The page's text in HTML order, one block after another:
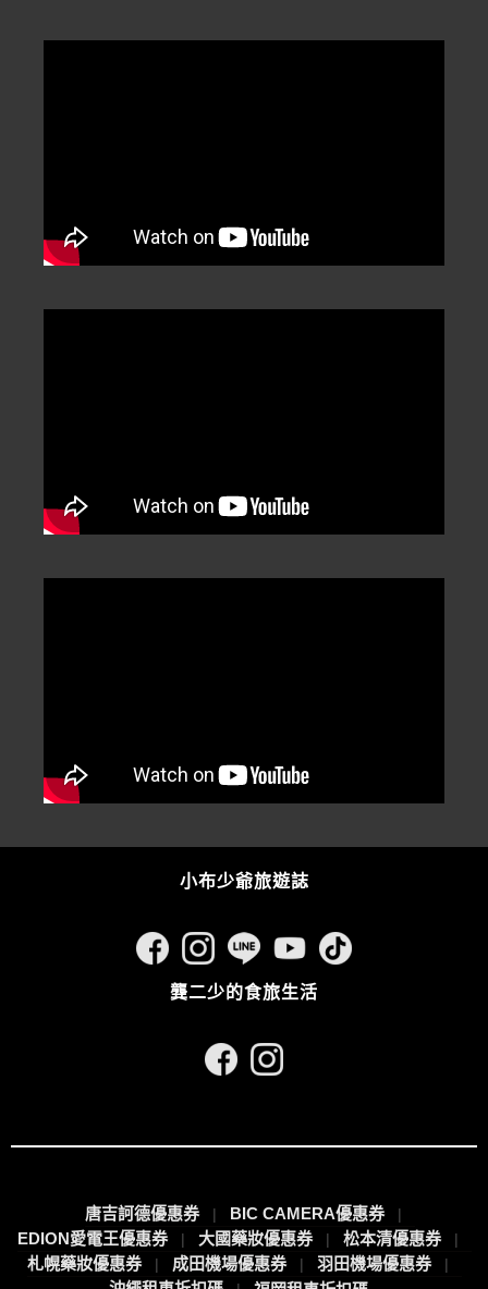
小布少爺旅遊誌
龔二少的食旅生活
唐吉訶德優惠券
BIC CAMERA優惠券
EDION愛電王優惠券
大國藥妝優惠券
松本清優惠券
札幌藥妝優惠券
成田機場優惠券
羽田機場優惠券